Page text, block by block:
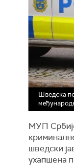
Шведска
МУП
шведски
ухапшена